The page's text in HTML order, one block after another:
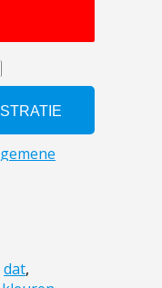
dat,